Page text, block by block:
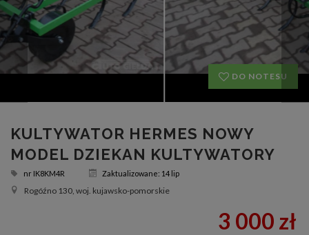
DO NOTESU
KULTYWATOR HERMES NOWY
MODEL DZIEKAN KULTYWATORY
nr IK8KM4R Zaktualizowane: 14 lip
Rogóźno 130, woj. kujawsko-pomorskie
3 000 zł